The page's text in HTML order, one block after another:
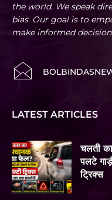
the world. We speak
bias. Our goal is to
make informed
LATEST ARTICLES
चलती
पलटे
ट्रिक्स